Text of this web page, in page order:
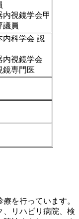
内視鏡学会甲
議員
内科学会 認
内視鏡学会
鏡専門医
を行っています。
、リハビリ病院、検